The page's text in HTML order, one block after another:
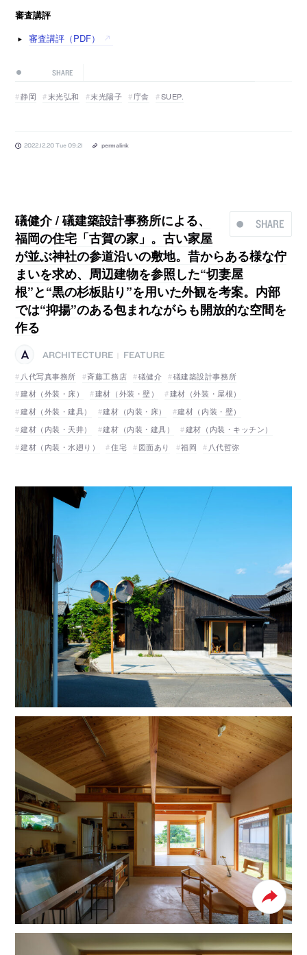
審査講評
審査講評（PDF）
SHARE
静岡 末光弘和 末光陽子 庁舎 SUEP.
2022.12.20 Tue 09:21 permalink
SHARE
礒健介 / 礒建築設計事務所による、
福岡の住宅「古賀の家」。古い家屋
が並ぶ神社の参道沿いの敷地。昔からある様な佇
まいを求め、周辺建物を参照した“切妻屋
根”と“黒の杉板貼り”を用いた外観を考案。内部
では“抑揚”のある包まれながらも開放的な空間を
作る
ARCHITECTURE
FEATURE
八代写真事務所
斉藤工務店 礒健介
礒建築設計事務所
建材（外装・床）
建材（外装・壁）
建材（外装・屋根）
建材（外装・建具）
建材（内装・床）
建材（内装・壁）
建材（内装・天井）
建材（内装・建具）
建材（内装・キッチン）
建材（内装・水廻り）
住宅 図面あり 福岡 八代哲弥